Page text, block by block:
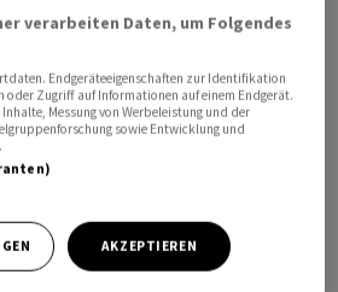
Obergericht
die Vincenz und Stocker bei
geholfen haben sollen,
Geldstrafen verurteilt. Ein
verarbeiten Daten, um Folgendes
Endgeräteeigenschaften zur Identifikation
oder Zugriff auf Informationen auf einem Endgerät.
Messung von Werbeleistung und der
sowie Entwicklung und
AKZEPTIEREN